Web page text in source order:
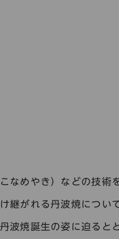
なめやき）などの技術
継がれる丹波焼につい
波焼誕生の姿に迫ると